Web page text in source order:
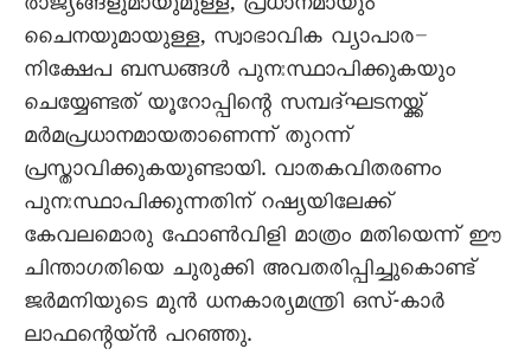
ചെെനയുമായുള്ള, സ്വാഭാവിക വ്യാപാര–
നിക്ഷേപ ബന്ധങ്ങൾ പുനഃസ്ഥാപിക്കുകയും
ചെയ്യേണ്ടത് യൂറോപ്പിന്റെ സമ്പദ്ഘടനയ്ക്ക്
മർമപ്രധാനമായതാണെന്ന് തുറന്ന്
പ്രസ്താവിക്കുകയുണ്ടായി. വാതകവിതരണം
പുനഃസ്ഥാപിക്കുന്നതിന് റഷ്യയിലേക്ക്
കേവലമൊരു ഫോൺവിളി മാത്രം മതിയെന്ന് ഈ
ചിന്താഗതിയെ ചുരുക്കി അവതരിപ്പിച്ചുകൊണ്ട്
ജർമനിയുടെ മുൻ ധനകാര്യമന്ത്രി ഒസ്-കാർ
ലാഫന്റെയ്ൻ പറഞ്ഞു.